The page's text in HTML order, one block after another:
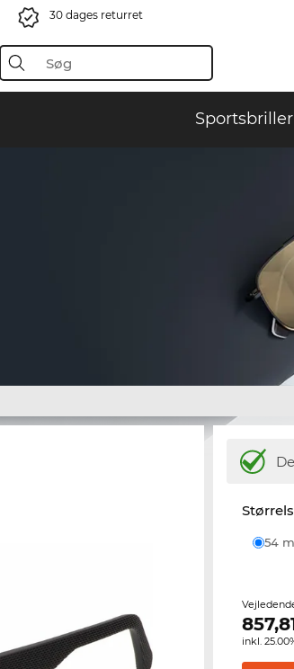
30 dages returret
Sportsbriller
54
inkl.